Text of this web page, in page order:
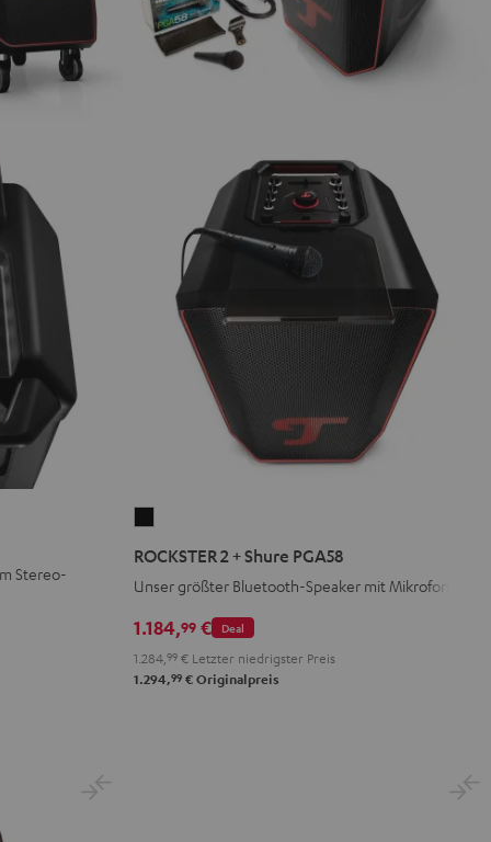
Stereo-
Shure
PGA58
Schwarz
ROCKSTER 2 + Shure PGA58
Unser größter Bluetooth-Speaker mit Mikrofon
Deal
1.184,99 €
1.284,99 € Letzter niedrigster Preis
1.294,99 € Originalpreis